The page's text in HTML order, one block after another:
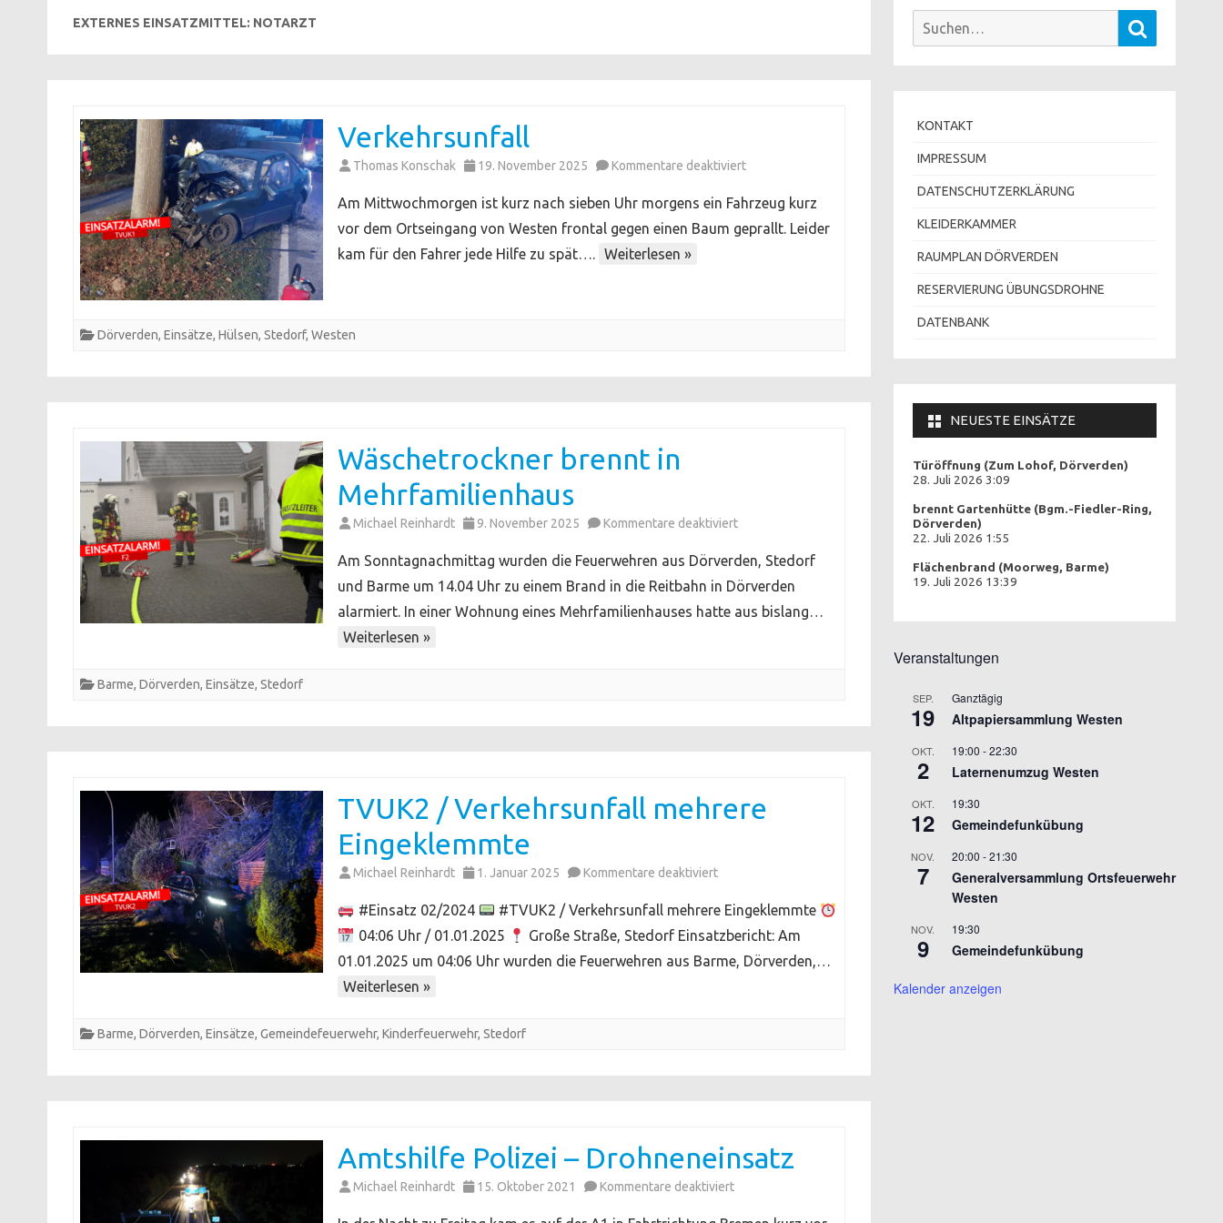
EXTERNES EINSATZMITTEL: NOTARZT
Verkehrsunfall
Thomas Konschak 19. November 2025 Kommentare deaktiviertfür
Am Mittwochmorgen ist kurz nach sieben Uhr morgens ein Fahrzeug kurz
vor dem Ortseingang von Westen frontal gegen einen Baum geprallt. Leider
kam für den Fahrer jede Hilfe zu spät….
Weiterlesen »
Dörverden, Einsätze, Hülsen, Stedorf, Westen
Wäschetrockner brennt in
Mehrfamilienhaus
Michael Reinhardt 9. November 2025 Kommentare deaktiviertfür
brennt
in
Mehrfamilienhaus
Am Sonntagnachmittag wurden die Feuerwehren aus Dörverden, Stedorf
und Barme um 14.04 Uhr zu einem Brand in die Reitbahn in Dörverden
alarmiert. In einer Wohnung eines Mehrfamilienhauses hatte aus bislang…
Weiterlesen »
Barme, Dörverden, Einsätze, Stedorf
TVUK2 / Verkehrsunfall mehrere
Eingeklemmte
Michael Reinhardt 1. Januar 2025 Kommentare deaktiviertfür
/
Verkehrsunfall
mehrere
#Einsatz 02/2024
#TVUK2 / Verkehrsunfall mehrere Eingeklemmte
04:06 Uhr / 01.01.2025
Große Straße, Stedorf Einsatzbericht: Am
01.01.2025 um 04:06 Uhr wurden die Feuerwehren aus Barme, Dörverden,…
Weiterlesen »
Barme, Dörverden, Einsätze, Gemeindefeuerwehr, Kinderfeuerwehr, Stedorf
Amtshilfe Polizei – Drohneneinsatz
Michael Reinhardt 15. Oktober 2021 Kommentare deaktiviertfür
Suchen
KONTAKT
IMPRESSUM
DATENSCHUTZERKLÄRUNG
KLEIDERKAMMER
RAUMPLAN DÖRVERDEN
RESERVIERUNG ÜBUNGSDROHNE
DATENBANK
NEUESTE EINSÄTZE
Türöffnung (Zum Lohof, Dörverden)
28. Juli 2026 3:09
brennt Gartenhütte (Bgm.-Fiedler-Ring,
Dörverden)
22. Juli 2026 1:55
Flächenbrand (Moorweg, Barme)
19. Juli 2026 13:39
Veranstaltungen
SEP.
19
Ganztägig
Altpapiersammlung Westen
OKT.
2
19:00 -22:30
Laternenumzug Westen
OKT.
12
19:30
Gemeindefunkübung
NOV.
7
20:00 -21:30
Generalversammlung Ortsfeuerwehr
Westen
NOV.
9
19:30
Gemeindefunkübung
Kalender anzeigen